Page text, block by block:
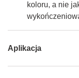
koloru, a nie
Aplikacja